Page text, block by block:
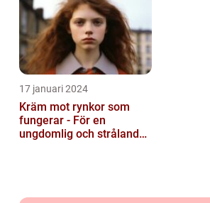
17 januari 2024
Kräm mot rynkor som
fungerar - För en
ungdomlig och strålande